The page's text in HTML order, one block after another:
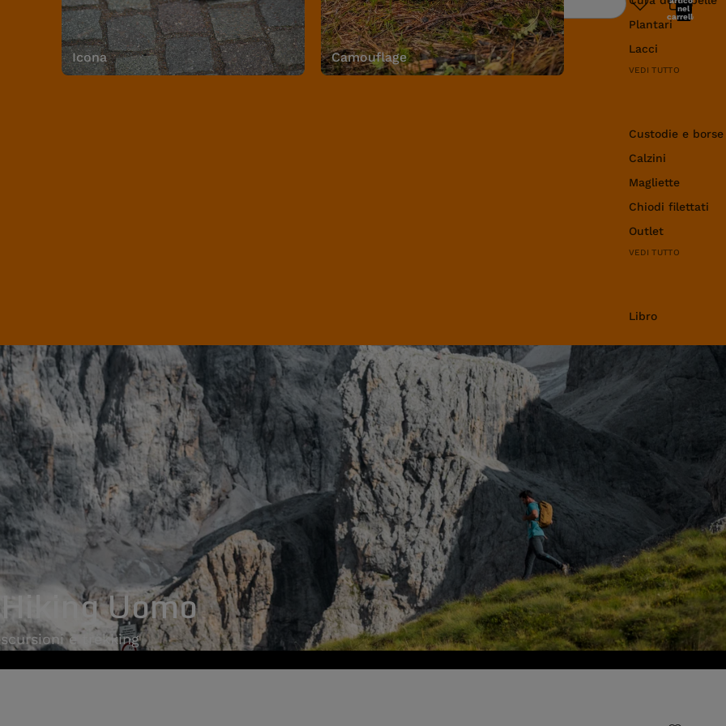
Icona Camouflage
Plantari
Lacci
VEDI TUTTO
Custodie e
Calzini
Magliette
Chiodi filettati
Outlet
VEDI TUTTO
Libro
Ricerca
nel
carrello:
Uomo
e trekking